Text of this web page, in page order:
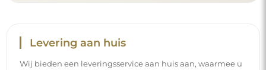
Levering aan huis
Wij bieden een leveringsservice aan huis aan, waarmee u